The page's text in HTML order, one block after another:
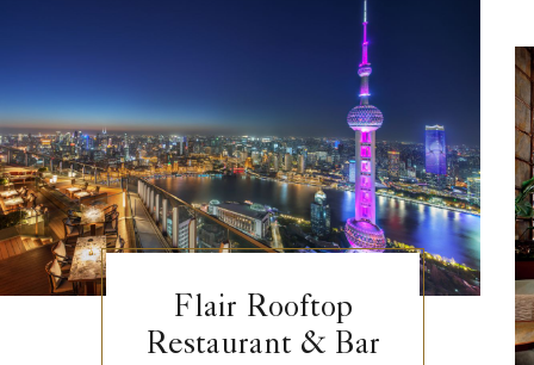
Flair Rooftop
Restaurant & Bar